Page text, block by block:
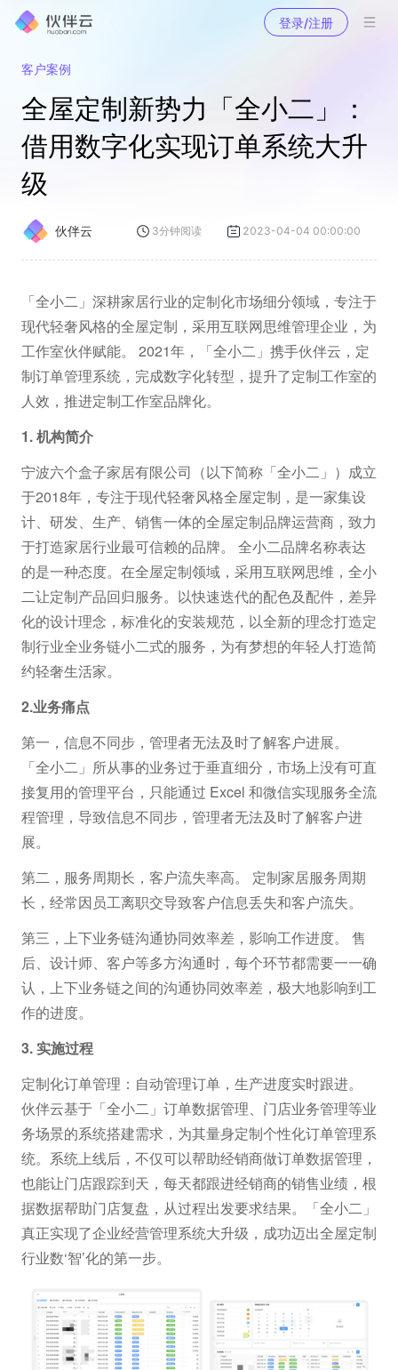
登录/注册
客户案例
全屋定制新势力「全小二」：
借用数字化实现订单系统大升
级
伙伴云 3分钟阅读 2023-04-04 00:00:00
「全小二」深耕家居行业的定制化市场细分领域，专注于
现代轻奢风格的全屋定制，采用互联网思维管理企业，为
工作室伙伴赋能。 2021年，「全小二」携手伙伴云，定
制订单管理系统，完成数字化转型，提升了定制工作室的
人效，推进定制工作室品牌化。
1. 机构简介
宁波六个盒子家居有限公司（以下简称「全小二」）成立
于2018年，专注于现代轻奢风格全屋定制，是一家集设
计、研发、生产、销售一体的全屋定制品牌运营商，致力
于打造家居行业最可信赖的品牌。 全小二品牌名称表达
的是一种态度。在全屋定制领域，采用互联网思维，全小
二让定制产品回归服务。以快速迭代的配色及配件，差异
化的设计理念，标准化的安装规范，以全新的理念打造定
制行业全业务链小二式的服务，为有梦想的年轻人打造简
约轻奢生活家。
2.业务痛点
第一，信息不同步，管理者无法及时了解客户进展。
「全小二」所从事的业务过于垂直细分，市场上没有可直
接复用的管理平台，只能通过 Excel 和微信实现服务全流
程管理，导致信息不同步，管理者无法及时了解客户进
展。
第二，服务周期长，客户流失率高。 定制家居服务周期
长，经常因员工离职交导致客户信息丢失和客户流失。
第三，上下业务链沟通协同效率差，影响工作进度。 售
后、设计师、客户等多方沟通时，每个环节都需要一一确
认，上下业务链之间的沟通协同效率差，极大地影响到工
作的进度。
3. 实施过程
定制化订单管理：自动管理订单，生产进度实时跟进。
伙伴云基于「全小二」订单数据管理、门店业务管理等业
务场景的系统搭建需求，为其量身定制个性化订单管理系
统。系统上线后，不仅可以帮助经销商做订单数据管理，
也能让门店跟踪到天，每天都跟进经销商的销售业绩，根
据数据帮助门店复盘，从过程出发要求结果。「全小二」
真正实现了企业经营管理系统大升级，成功迈出全屋定制
行业数‘智’化的第一步。